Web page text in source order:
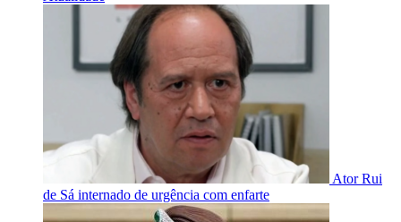
Ator Rui
de Sá internado de urgência com enfarte